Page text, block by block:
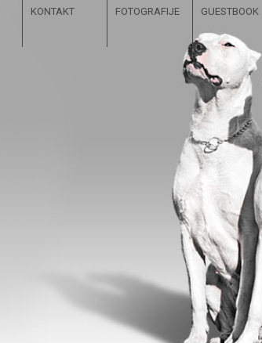
KONTAKT FOTOGRAFIJE GUESTBOOK